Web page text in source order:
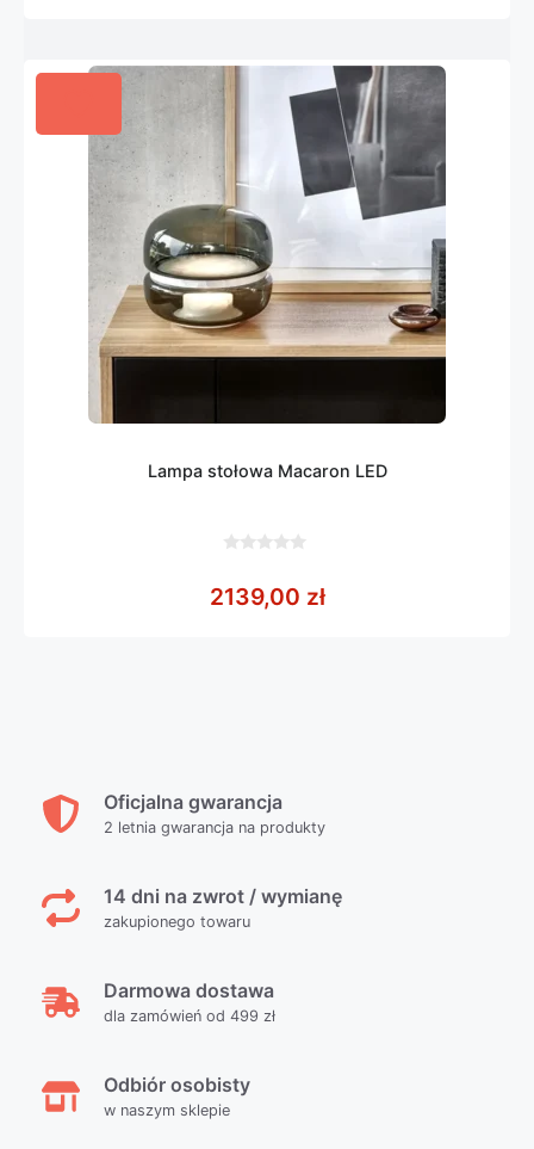
Lampa stołowa Macaron LED
5
2139,00 zł
Oficjalna gwarancja
2 letnia gwarancja na produkty
14 dni na zwrot / wymianę
zakupionego towaru
Darmowa dostawa
dla zamówień od 499 zł
Odbiór osobisty
w naszym sklepie